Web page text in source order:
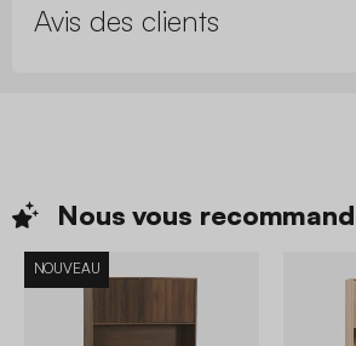
Avis des clients
Nous vous
NOUVEAU